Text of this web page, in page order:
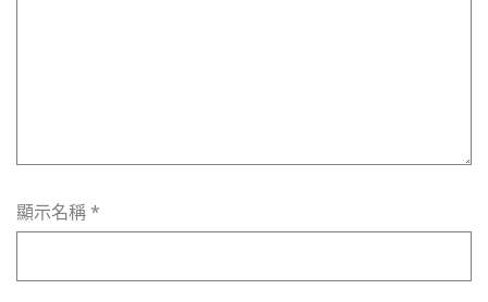
顯示名稱*